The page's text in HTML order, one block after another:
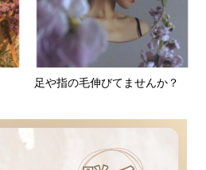
足や指の毛伸びてませんか？